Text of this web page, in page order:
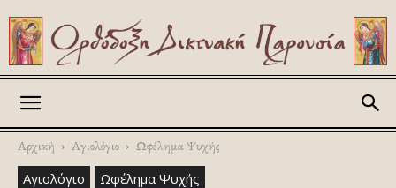
Αρχική Αγιολόγιο Ωφέλημα Ψυχής
Αγιολόγιο Ωφέλημα Ψυχής